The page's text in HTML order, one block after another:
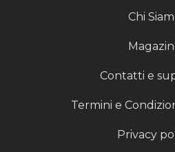
Chi
Contatti e
Termini e
Privacy